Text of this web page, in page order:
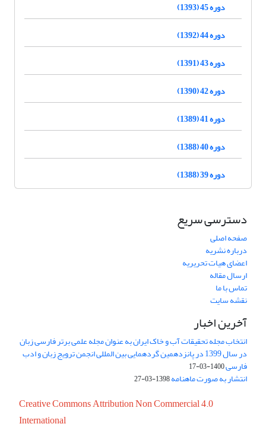
دوره 45 (1393)
دوره 44 (1392)
دوره 43 (1391)
دوره 42 (1390)
دوره 41 (1389)
دوره 40 (1388)
دوره 39 (1388)
دسترسی سریع
صفحه اصلی
درباره نشریه
اعضای هیات تحریریه
ارسال مقاله
تماس با ما
نقشه سایت
آخرین اخبار
انتخاب مجله تحقیقات آب و خاک ایران به عنوان مجله علمی برتر فارسی زبان
در سال 1399 در پانزدهمین گردهمایی بین المللی انجمن ترویج زبان و ادب
فارسی1400-03-17
انتشار به صورت ماهنامه1398-03-27
Creative Commons Attribution Non Commercial 4.0
International